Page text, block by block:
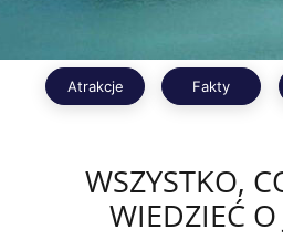
Atrakcje Fakty
WSZYSTKO,
WIEDZIEĆ